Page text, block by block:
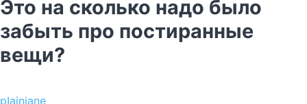
Это на сколько надо было
забыть про постиранные
вещи?
pIainjane